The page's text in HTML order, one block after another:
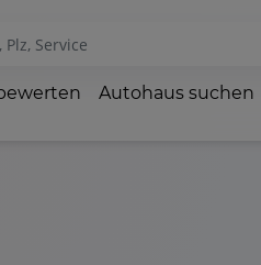
Autohaus suchen